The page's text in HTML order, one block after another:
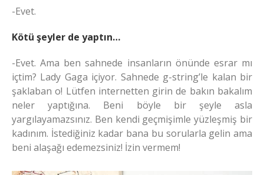
-Evet.
Kötü şeyler de yaptın…
-Evet. Ama ben sahnede insanların önünde esrar mı
içtim? Lady Gaga içiyor. Sahnede g-string’le kalan bir
şaklaban o! Lütfen internetten girin de bakın bakalım
neler yaptığına. Beni böyle bir şeyle asla
yargılayamazsınız. Ben kendi geçmişimle yüzleşmiş bir
kadınım. İstediğiniz kadar bana bu sorularla gelin ama
beni alaşağı edemezsiniz! İzin vermem!